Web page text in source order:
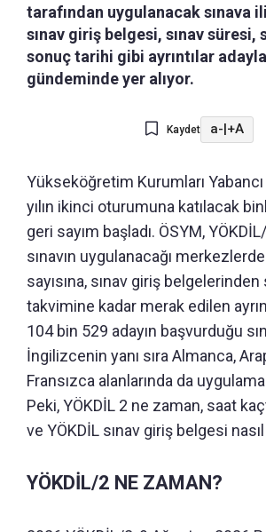
tarafından uygulanacak sınava
sınav giriş belgesi, sınav süresi,
sonuç tarihi gibi ayrıntılar
gündeminde yer alıyor.
Kaydet a-|+A
Yükseköğretim Kurumları Yabancı
yılın ikinci oturumuna katılacak
geri sayım başladı. ÖSYM,
sınavın uygulanacağı
sayısına, sınav giriş
takvimine kadar merak edilen
104 bin 529 adayın başvurduğu
İngilizcenin yanı sıra Almanca,
Fransızca alanlarında da
Peki, YÖKDİL 2 ne zaman, saat
ve YÖKDİL sınav giriş belgesi nasıl
YÖKDİL/2 NE ZAMAN?